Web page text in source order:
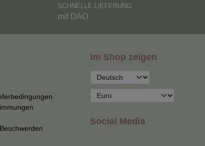
SCHNELLE LIEFERUNG
mit DAO
Im Shop zeigen
Social Media